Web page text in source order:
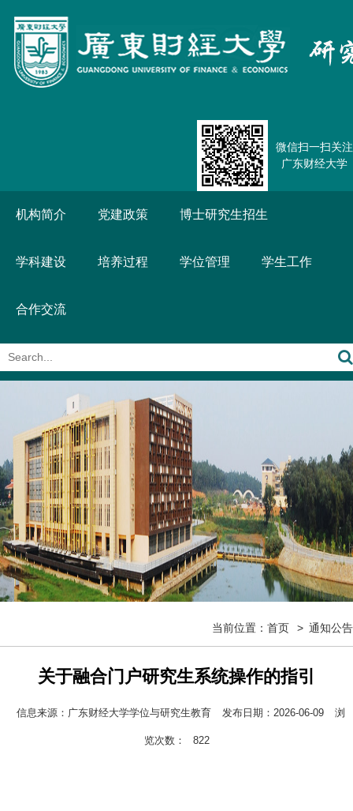
微信扫一扫关注
广东财经大学
机构简介 党建政策 博士研究生招生
学科建设 培养过程 学位管理 学生工作
合作交流
当前位置： 首页 通知公告
关于融合门户研究生系统操作的指引
信息来源：广东财经大学学位与研究生教育 发布日期：2026-06-09 浏
览次数： 822